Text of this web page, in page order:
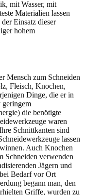
mit Wasser, mit
Materialien lassen
Einsatz dieser
hohem
Mensch zum Schneiden
Fleisch, Knochen,
Dinge, die er in
geringem
die benötigte
waren
Schnittkanten sind
lassen
Auch Knochen
Schneiden verwenden
Jägern und
Bedarf vor Ort
begann man, den
Griffe, wurden zu